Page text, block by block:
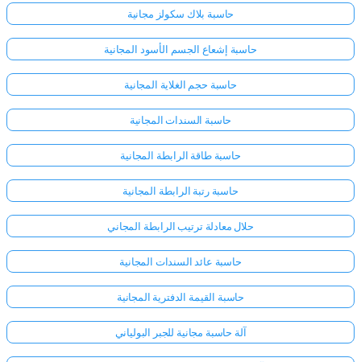
حاسبة بلاك سكولز مجانية
حاسبة إشعاع الجسم الأسود المجانية
حاسبة حجم الغلاية المجانية
حاسبة السندات المجانية
حاسبة طاقة الرابطة المجانية
حاسبة رتبة الرابطة المجانية
حلال معادلة ترتيب الرابطة المجاني
حاسبة عائد السندات المجانية
حاسبة القيمة الدفترية المجانية
آلة حاسبة مجانية للجبر البولياني